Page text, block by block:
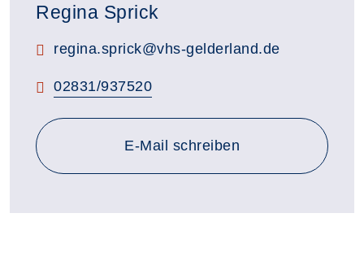
Regina Sprick
E-Mail:
regina.sprick@vhs-gelderland.de
Telefon:
02831/937520
E-Mail schreiben